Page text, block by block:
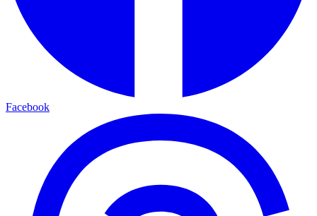
Facebook